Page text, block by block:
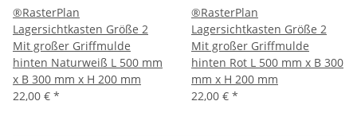
®RasterPlan
Lagersichtkasten Größe 2
Mit großer Griffmulde
hinten Naturweiß L 500 mm
x B 300 mm x H 200 mm
22,00 € *
®RasterPlan
Lagersichtkasten Größe 2
Mit großer Griffmulde
hinten Rot L 500 mm x B 300
mm x H 200 mm
22,00 € *